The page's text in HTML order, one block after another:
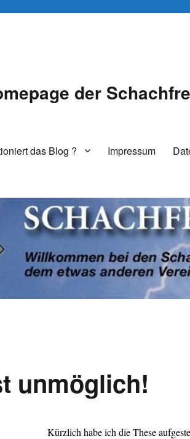
der
das Blog ? Impressum
unmöglich!
Kürzlich habe ich die These